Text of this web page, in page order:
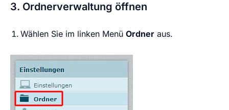
3. Ordnerverwaltung öffnen
Wählen Sie im linken Menü Ordner aus.